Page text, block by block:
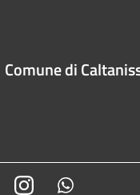
Comune di
YoutubeInstagram